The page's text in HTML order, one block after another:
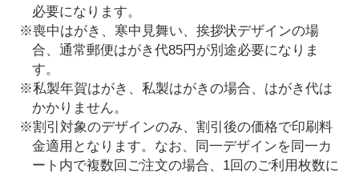
必要になります。
※喪中はがき、寒中見舞い、挨拶状デザインの場
合、通常郵便はがき代85円が別途必要になりま
す。
※私製年賀はがき、私製はがきの場合、はがき代は
かかりません。
※割引対象のデザインのみ、割引後の価格で印刷料
金適用となります。なお、同一デザインを同一カ
ート内で複数回ご注文の場合、1回のご利用枚数に